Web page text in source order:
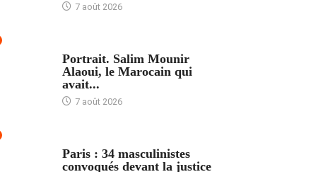
7 août 2026
Portrait. Salim Mounir
Alaoui, le Marocain qui
avait...
7 août 2026
Paris : 34 masculinistes
convoqués devant la justice